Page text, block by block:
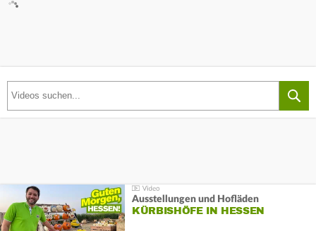
Ausstellungen und Hofläden
KÜRBISHÖFE IN HESSEN